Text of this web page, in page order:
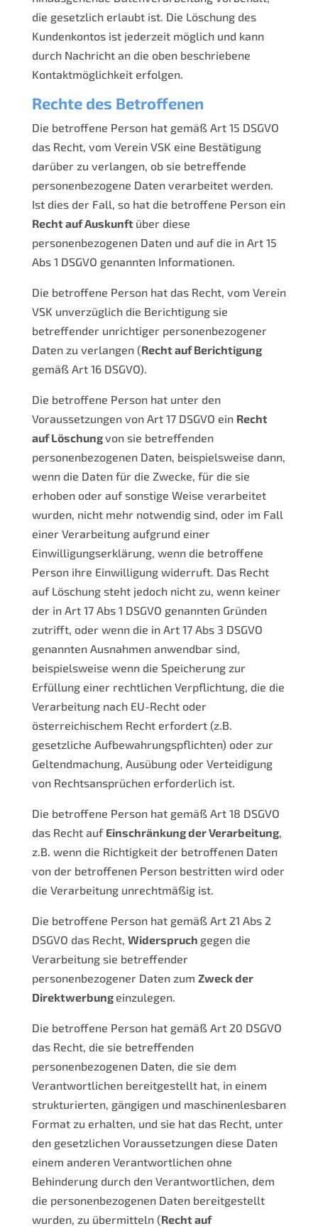
die gesetzlich erlaubt ist. Die Löschung des
Kundenkontos ist jederzeit möglich und kann
durch Nachricht an die oben beschriebene
Kontaktmöglichkeit erfolgen.
Rechte des Betroffenen
Die betroffene Person hat gemäß Art 15 DSGVO
das Recht, vom Verein VSK eine Bestätigung
darüber zu verlangen, ob sie betreffende
personenbezogene Daten verarbeitet werden.
Ist dies der Fall, so hat die betroffene Person ein
Recht auf Auskunft über diese
personenbezogenen Daten und auf die in Art 15
Abs 1 DSGVO genannten Informationen.
Die betroffene Person hat das Recht, vom Verein
VSK unverzüglich die Berichtigung sie
betreffender unrichtiger personenbezogener
Daten zu verlangen (Recht auf Berichtigung
gemäß Art 16 DSGVO).
Die betroffene Person hat unter den
Voraussetzungen von Art 17 DSGVO ein Recht
auf Löschungvon sie betreffenden
personenbezogenen Daten, beispielsweise dann,
wenn die Daten für die Zwecke, für die sie
erhoben oder auf sonstige Weise verarbeitet
wurden, nicht mehr notwendig sind, oder im Fall
einer Verarbeitung aufgrund einer
Einwilligungserklärung, wenn die betroffene
Person ihre Einwilligung widerruft. Das Recht
auf Löschung steht jedoch nicht zu, wenn keiner
der in Art 17 Abs 1 DSGVO genannten Gründen
zutrifft, oder wenn die in Art 17 Abs 3 DSGVO
genannten Ausnahmen anwendbar sind,
beispielsweise wenn die Speicherung zur
Erfüllung einer rechtlichen Verpflichtung, die die
Verarbeitung nach EU-Recht oder
österreichischem Recht erfordert (z.B.
gesetzliche Aufbewahrungspflichten) oder zur
Geltendmachung, Ausübung oder Verteidigung
von Rechtsansprüchen erforderlich ist.
Die betroffene Person hat gemäß Art 18 DSGVO
das Recht auf Einschränkung der Verarbeitung,
z.B. wenn die Richtigkeit der betroffenen Daten
von der betroffenen Person bestritten wird oder
die Verarbeitung unrechtmäßig ist.
Die betroffene Person hat gemäß Art 21 Abs 2
DSGVO das Recht, Widerspruch gegen die
Verarbeitung sie betreffender
personenbezogener Daten zum Zweck der
Direktwerbungeinzulegen.
Die betroffene Person hat gemäß Art 20 DSGVO
das Recht, die sie betreffenden
personenbezogenen Daten, die sie dem
Verantwortlichen bereitgestellt hat, in einem
strukturierten, gängigen und maschinenlesbaren
Format zu erhalten, und sie hat das Recht, unter
den gesetzlichen Voraussetzungen diese Daten
einem anderen Verantwortlichen ohne
Behinderung durch den Verantwortlichen, dem
die personenbezogenen Daten bereitgestellt
wurden, zu übermitteln (Recht auf